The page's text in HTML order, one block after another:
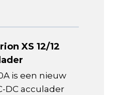
XS 12/12
is een nieuw
DC acculader